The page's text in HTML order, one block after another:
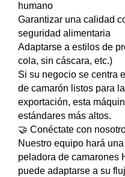
humano
Garantizar una calidad
seguridad alimentaria
Adaptarse a estilos de
cola, sin cáscara, etc.)
Si su negocio se centra
de camarón listos para
exportación, esta
estándares más altos.
🤝 Conéctate con
Nuestro equipo hará
peladora de camarones
puede adaptarse a su